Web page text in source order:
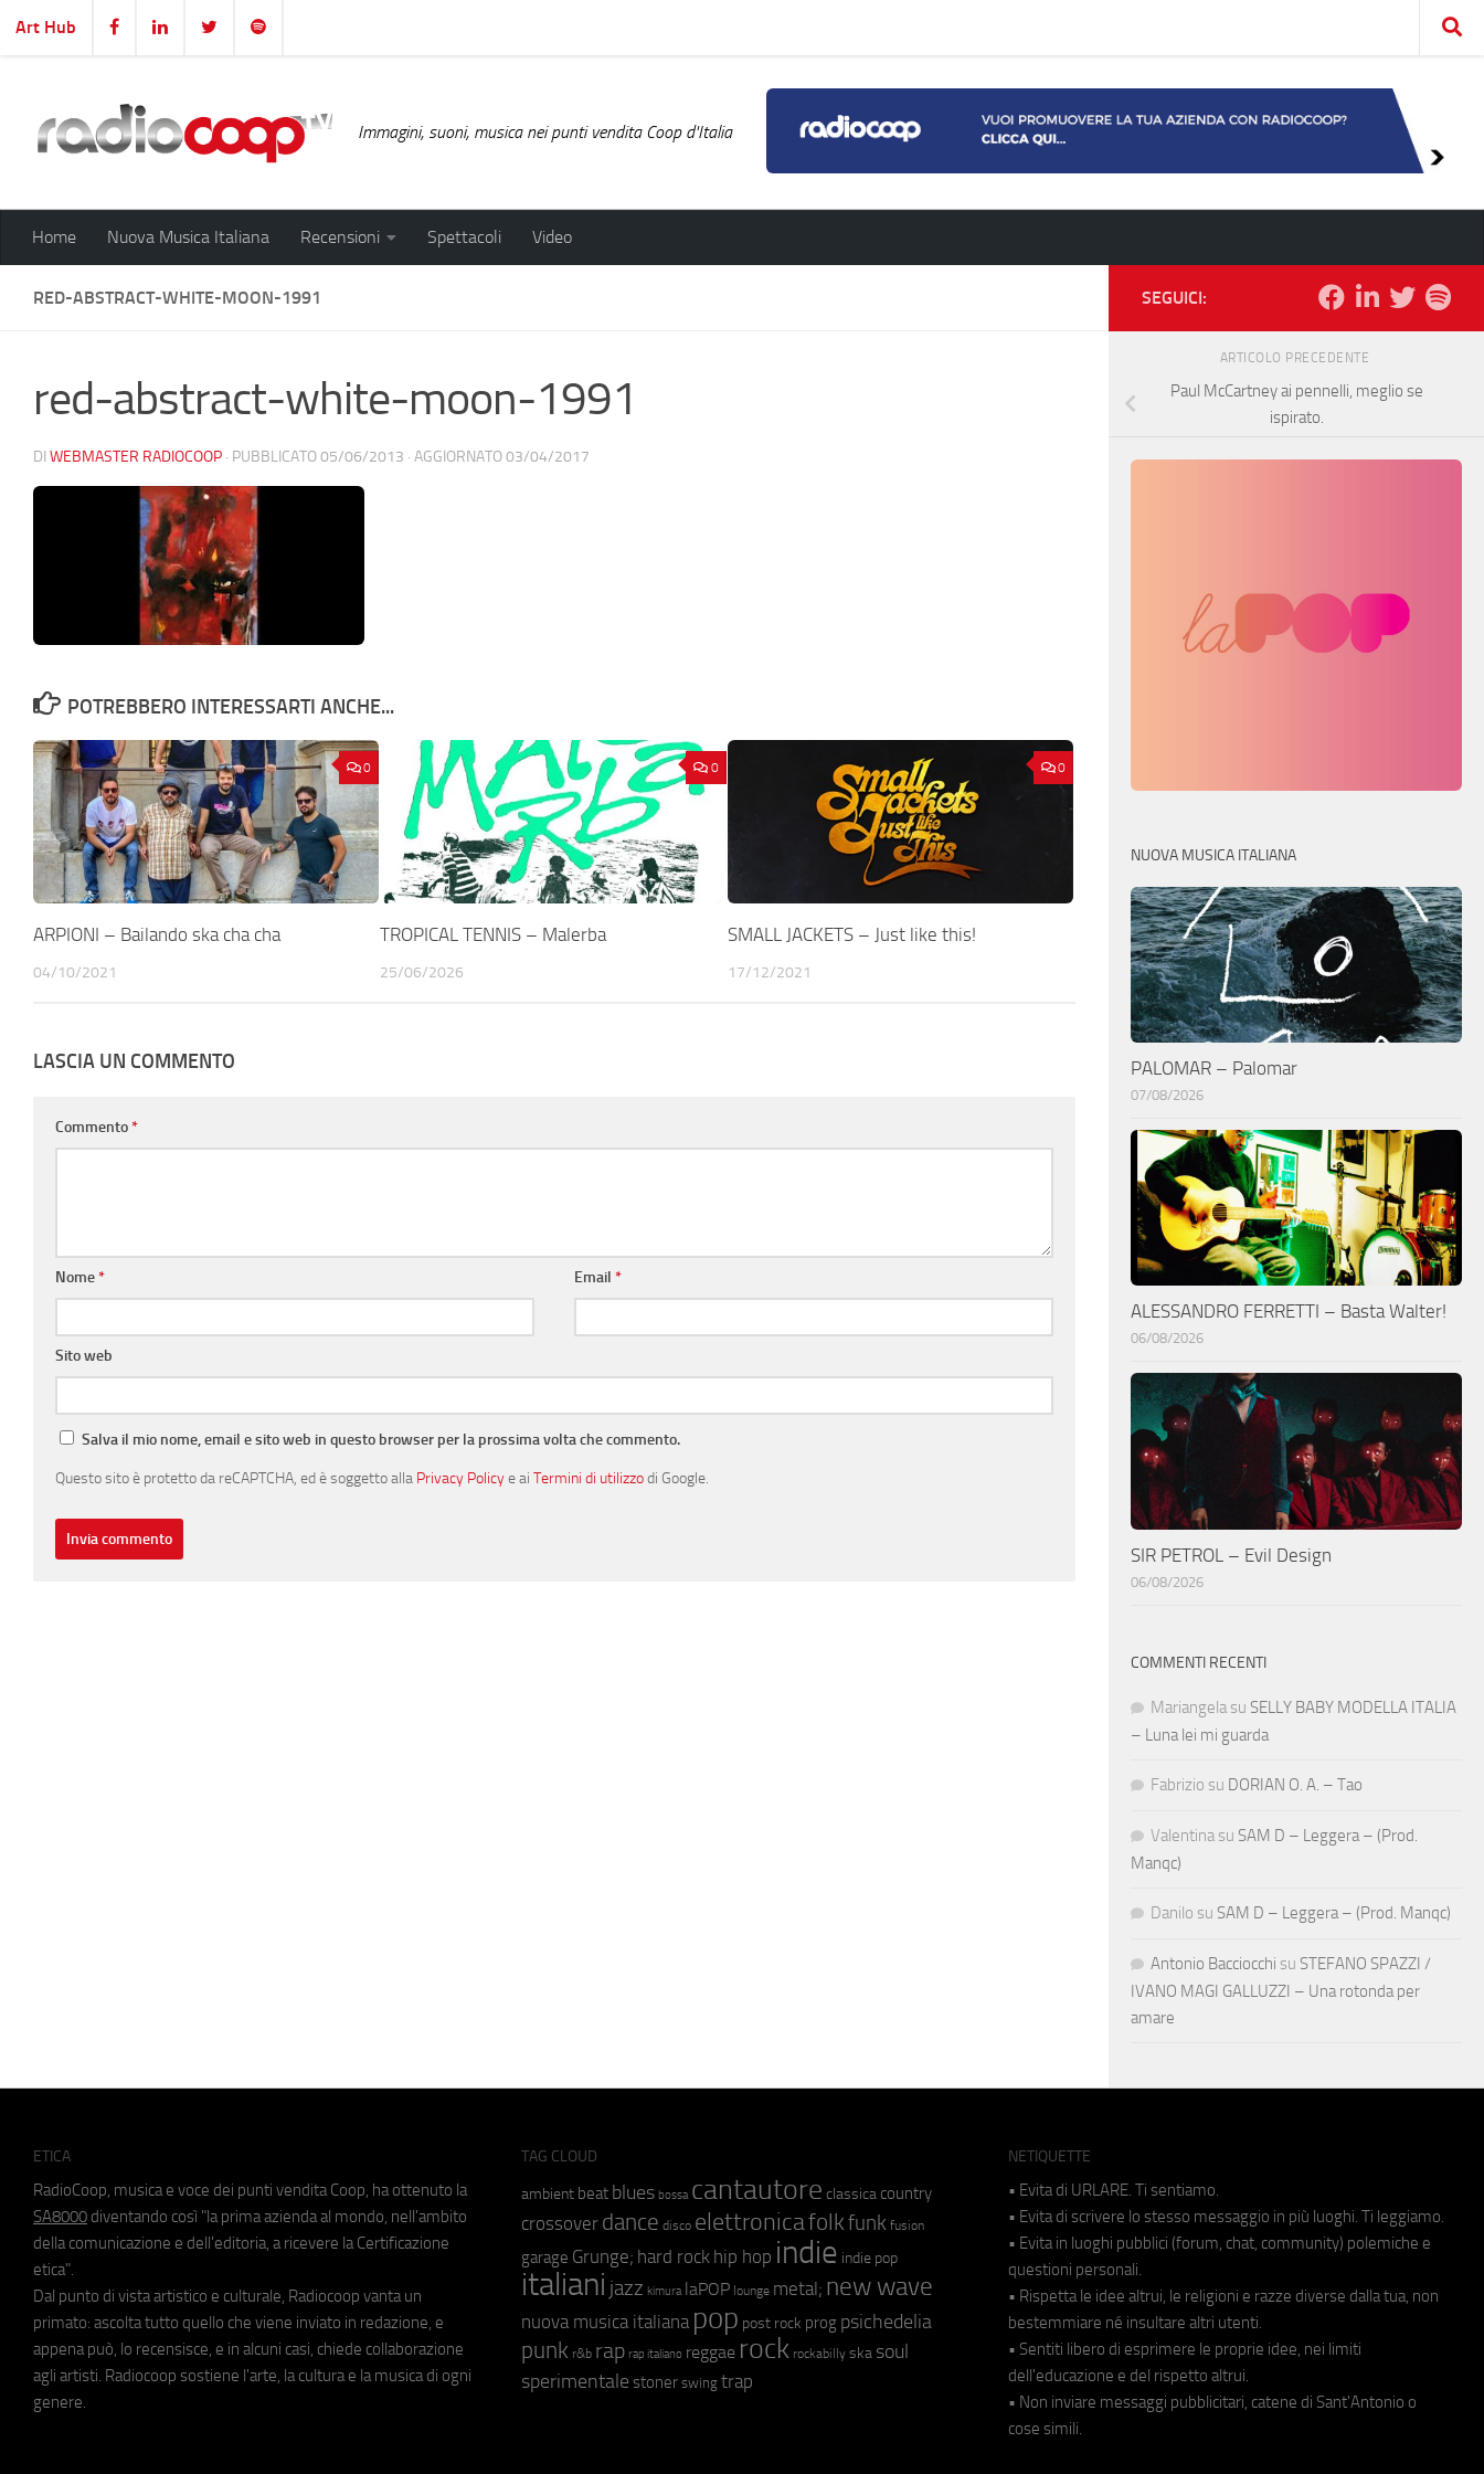
Salta al contenuto
Art Hub
Immagini, suoni, musica nei punti vendita Coop d'Italia
Home Nuova Musica Italiana Recensioni Spettacoli Video
RED-ABSTRACT-WHITE-MOON-1991
red-abstract-white-moon-1991
DI WEBMASTER RADIOCOOP · PUBBLICATO05/06/2013 · AGGIORNATO03/04/2017
POTREBBERO INTERESSARTI ANCHE...
0
ARPIONI – Bailando ska cha cha
04/10/2021
0
TROPICAL TENNIS – Malerba
25/06/2026
0
SMALL JACKETS – Just like this!
17/12/2021
LASCIA UN COMMENTO
Commento*
Nome* Email*
Sito web
Salva il mio nome, email e sito web in questo browser per la prossima volta che commento.
Questo sito è protetto da reCAPTCHA, ed è soggetto alla Privacy Policye ai Termini di utilizzodi Google.
SEGUICI:
ARTICOLO PRECEDENTE
Paul McCartney ai pennelli, meglio se
ispirato.
NUOVA MUSICA ITALIANA
PALOMAR – Palomar
07/08/2026
ALESSANDRO FERRETTI – Basta Walter!
06/08/2026
SIR PETROL – Evil Design
06/08/2026
COMMENTI RECENTI
Mariangela su SELLY BABY MODELLA ITALIA
– Luna lei mi guarda
Fabrizio su DORIAN O. A. – Tao
Valentina su SAM D – Leggera – (Prod.
Manqc)
Danilo su SAM D – Leggera – (Prod. Manqc)
Antonio Bacciocchi su STEFANO SPAZZI /
IVANO MAGI GALLUZZI – Una rotonda per
amare
ETICA
RadioCoop, musica e voce dei punti vendita Coop, ha ottenuto la
SA8000 diventando così "la prima azienda al mondo, nell'ambito
della comunicazione e dell'editoria, a ricevere la Certificazione
etica".
Dal punto di vista artistico e culturale, Radiocoop vanta un
primato: ascolta tutto quello che viene inviato in redazione, e
appena può, lo recensisce, e in alcuni casi, chiede collaborazione
agli artisti. Radiocoop sostiene l'arte, la cultura e la musica di ogni
genere.
TAG CLOUD
ambient beat blues bossa cantautore classica country
crossover dance disco elettronicafolkfunk fusion
garage Grunge; hard rock hip hop indie indie pop
italiani jazz kimura laPOP lounge metal; new wave
nuova musica italiana pop post rock prog psichedelia
punk r&b rap rap italiano reggae rock rockabilly ska soul
sperimentale stoner swing trap
NETIQUETTE
• Evita di URLARE. Ti sentiamo.
• Evita di scrivere lo stesso messaggio in più luoghi. Ti leggiamo.
• Evita in luoghi pubblici (forum, chat, community) polemiche e
questioni personali.
• Rispetta le idee altrui, le religioni e razze diverse dalla tua, non
bestemmiare né insultare altri utenti.
• Sentiti libero di esprimere le proprie idee, nei limiti
dell'educazione e del rispetto altrui.
• Non inviare messaggi pubblicitari, catene di Sant'Antonio o
cose simili.